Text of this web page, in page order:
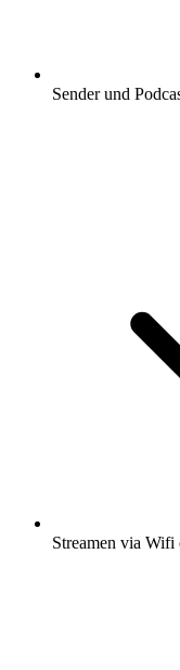
Sender und
Streamen via Wifi